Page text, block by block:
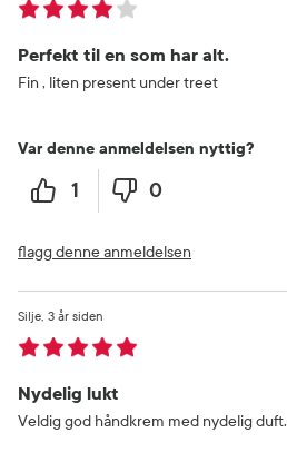
Perfekt til en som har alt.
Fin , liten present under treet
Var denne anmeldelsen nyttig?
1 0
flagg denne anmeldelsen
Nydelig lukt
3 år siden
Silje
Veldig god håndkrem med nydelig duft.